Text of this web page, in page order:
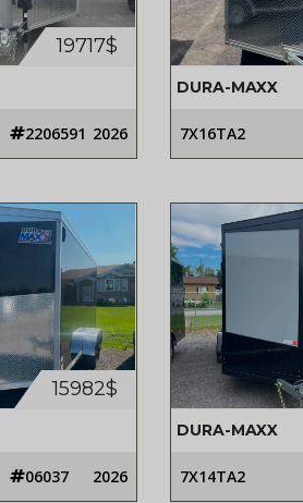
19717$
2206591 2026
DURA-MAXX
7X16TA2
15982$
06037 2026
DURA-MAXX
7X14TA2